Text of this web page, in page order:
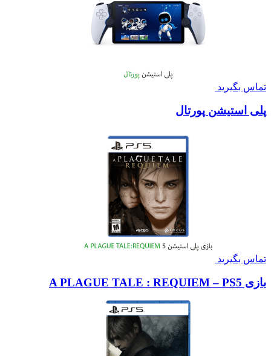
تماس بگیرید
پلی استیشن پورتال
تماس بگیرید
بازی A PLAGUE TALE : REQUIEM – PS5